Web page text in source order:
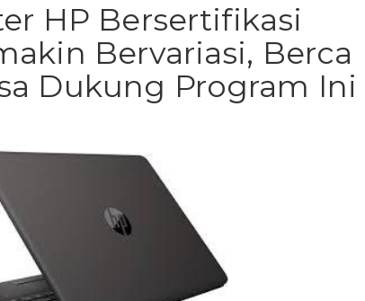
HP Bersertifikasi
Bervariasi, Berca
Dukung Program Ini